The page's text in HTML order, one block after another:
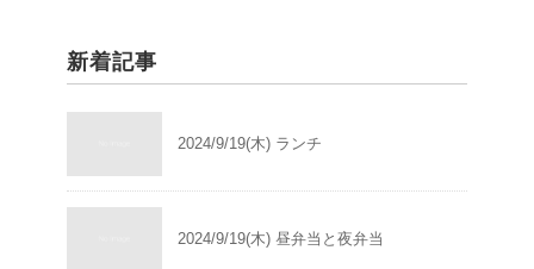
新着記事
2024/9/19(木) ランチ
2024/9/19(木) 昼弁当と夜弁当